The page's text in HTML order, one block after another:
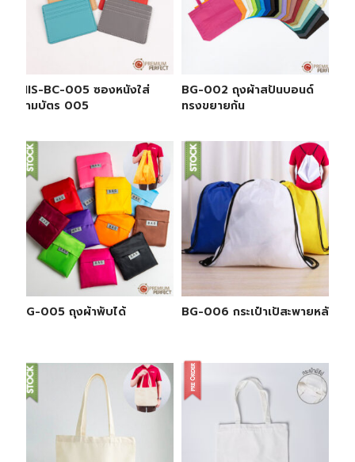
MIS-BC-005 ซองหนังใส่
นามบัตร 005
BG-002 ถุงผ้าสปันบอนด์
ทรงขยายก้น
BG-005 ถุงผ้าพับได้ BG-006 กระเป๋าเป้สะพายหลัง